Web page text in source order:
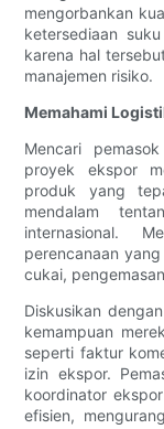
mengorbankan
ketersediaan
karena hal
manajemen risiko.
Memahami
Mencari
proyek ekspor
produk yang
mendalam
internasional.
perencanaan
cukai,
Diskusikan
kemampuan
seperti faktur
izin ekspor.
koordinator
efisien,